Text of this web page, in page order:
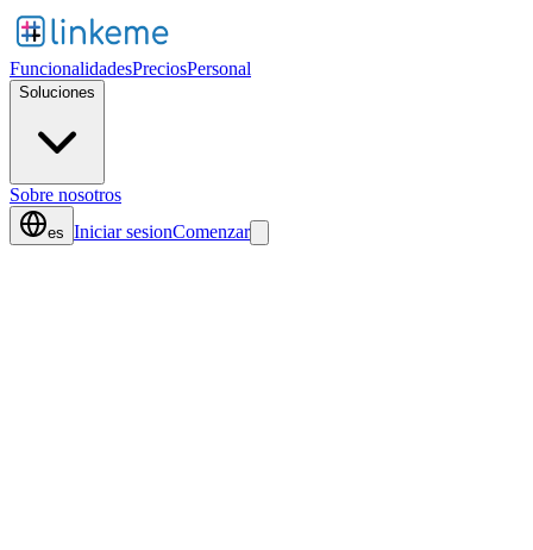
FuncionalidadesPreciosPersonal
Soluciones
Sobre nosotros
es Iniciar sesionComenzar